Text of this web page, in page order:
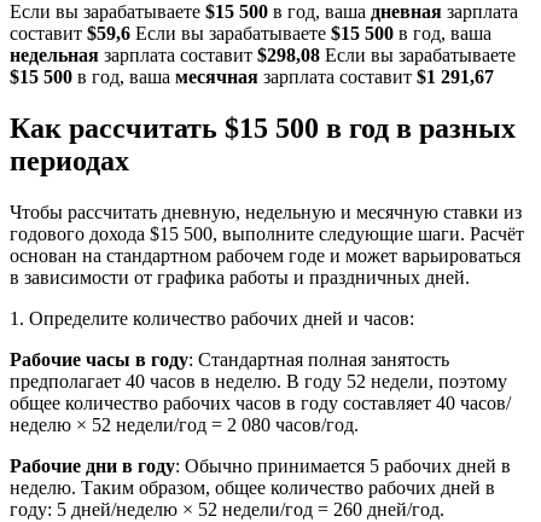
Если вы зарабатываете $15 500 в год, ваша дневная зарплата
составит $59,6 Если вы зарабатываете $15 500 в год, ваша
недельная зарплата составит $298,08 Если вы зарабатываете
$15 500 в год, ваша месячная зарплата составит $1 291,67
Как рассчитать $15 500 в год в разных
периодах
Чтобы рассчитать дневную, недельную и месячную ставки из
годового дохода $15 500, выполните следующие шаги. Расчёт
основан на стандартном рабочем годе и может варьироваться
в зависимости от графика работы и праздничных дней.
1. Определите количество рабочих дней и часов:
Рабочие часы в году: Стандартная полная занятость
предполагает 40 часов в неделю. В году 52 недели, поэтому
общее количество рабочих часов в году составляет 40 часов/
неделю × 52 недели/год = 2 080 часов/год.
Рабочие дни в году: Обычно принимается 5 рабочих дней в
неделю. Таким образом, общее количество рабочих дней в
году: 5 дней/неделю × 52 недели/год = 260 дней/год.